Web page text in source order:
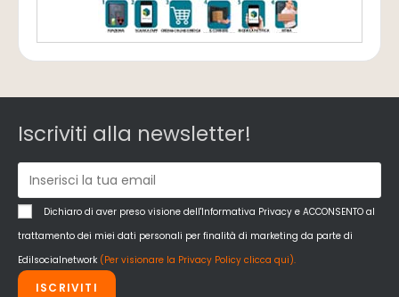
Iscriviti alla newsletter!
Dichiaro di aver preso visione dell'Informativa Privacy e ACCONSENTO al
trattamento dei miei dati personali per finalità di marketing da parte di
Edilsocialnetwork (Per visionare la Privacy Policy clicca qui).
ISCRIVITI